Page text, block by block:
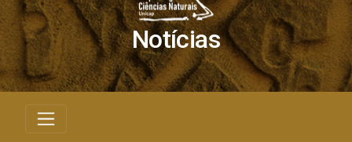
Notícias